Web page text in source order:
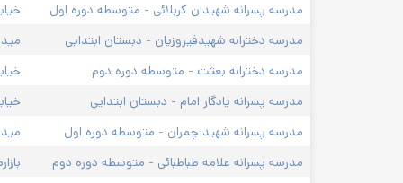
مدرسه پسرانه شهیدان کربلائی - متوسطه دوره اول
مدرسه دخترانه شهیدفیروزیان - دبستان ابتدایی
مدرسه دخترانه بعثت - متوسطه دوره دوم
مدرسه پسرانه یادگار امام - دبستان ابتدایی
مدرسه پسرانه شهید چمران - متوسطه دوره اول
مدرسه پسرانه علامه طباطبائی - متوسطه دوره دوم